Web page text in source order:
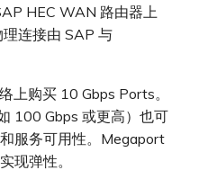
HEC WAN 路由器上
理连接由 SAP 与
上购买 10 Gbps Ports。
100 Gbps 或更高）也可
服务可用性。Megaport
现弹性。